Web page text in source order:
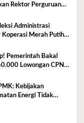
Rektor Perguruan
Pertanian
Administrasi
Koperasi Merah Putih
Pemerintah Bakal
Lowongan CPNS
Kebijakan
Energi Tidak